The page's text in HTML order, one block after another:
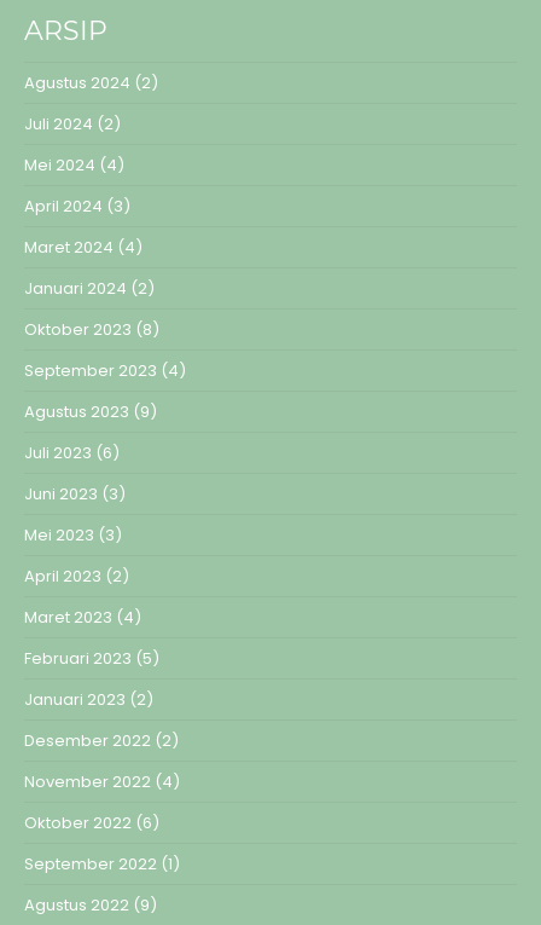
ARSIP
Agustus 2024 (2)
Juli 2024 (2)
Mei 2024 (4)
April 2024 (3)
Maret 2024 (4)
Januari 2024 (2)
Oktober 2023 (8)
September 2023 (4)
Agustus 2023 (9)
Juli 2023 (6)
Juni 2023 (3)
Mei 2023 (3)
April 2023 (2)
Maret 2023 (4)
Februari 2023 (5)
Januari 2023 (2)
Desember 2022 (2)
November 2022 (4)
Oktober 2022 (6)
September 2022 (1)
Agustus 2022 (9)